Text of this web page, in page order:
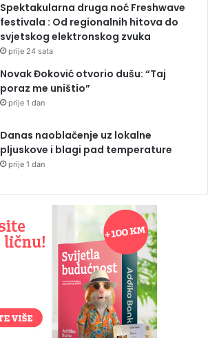
Spektakularna druga noć Freshwave
festivala : Od regionalnih hitova do
svjetskog elektronskog zvuka
prije 24 sata
Novak Đoković otvorio dušu: “Taj
poraz me uništio”
prije 1 dan
Danas naoblačenje uz lokalne
pljuskove i blagi pad temperature
prije 1 dan